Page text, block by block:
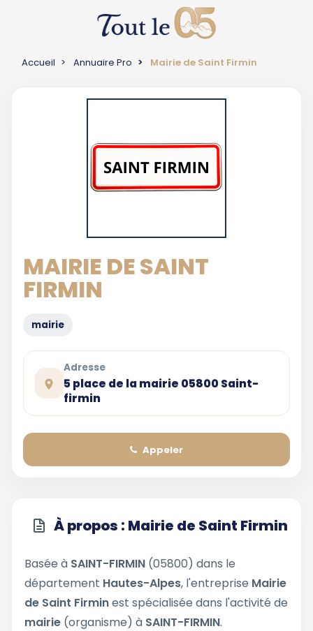
Accueil Annuaire Pro Mairie de Saint Firmin
MAIRIE DE SAINT
FIRMIN
mairie
Adresse
5 place de la mairie 05800 Saint-
firmin
Appeler
À propos : Mairie de Saint Firmin
Basée à SAINT-FIRMIN (05800) dans le
département Hautes-Alpes, l'entreprise Mairie
de Saint Firminest spécialisée dans l'activité de
mairie (organisme) à SAINT-FIRMIN.